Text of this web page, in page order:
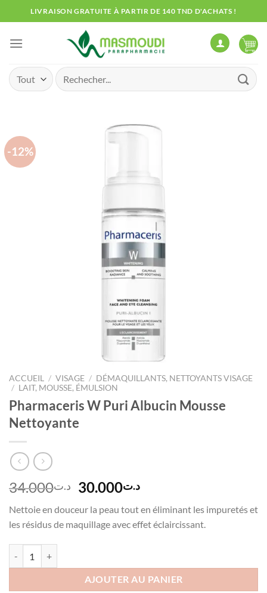
au
contenu
LIVRAISON GRATUITE À PARTIR DE 140 TND D'ACHATS !
Recherche
pour :
-12%
ACCUEIL / VISAGE / DÉMAQUILLANTS, NETTOYANTS VISAGE
/ LAIT, MOUSSE, ÉMULSION
Pharmaceris W Puri Albucin Mousse
Nettoyante
د.ت34.000
Le
initial
était :
د.ت30.000
Le
actuel
est :
Nettoie en douceur la peau tout en éliminant les impuretés et
les résidus de maquillage avec effet éclaircissant.
AJOUTER AU PANIER